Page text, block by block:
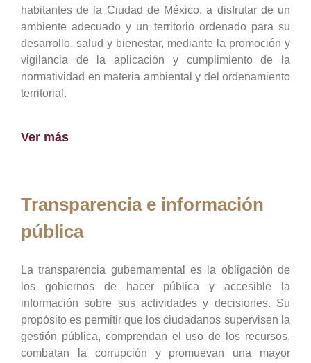
habitantes de la Ciudad de México, a disfrutar de un
ambiente adecuado y un territorio ordenado para su
desarrollo, salud y bienestar, mediante la promoción y
vigilancia de la aplicación y cumplimiento de la
normatividad en materia ambiental y del ordenamiento
territorial.
Ver más
Transparencia e información
pública
La transparencia gubernamental es la obligación de
los gobiernos de hacer pública y accesible la
información sobre sus actividades y decisiones. Su
propósito es permitir que los ciudadanos supervisen la
gestión pública, comprendan el uso de los recursos,
combatan la corrupción y promuevan una mayor